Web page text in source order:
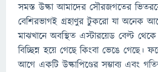
সমস্ত উল্কা আমাদের সৌরজগতের
বেশিরভাগই গ্রহাণুর টুকরো যা অনেক
মাঝখানে অবস্থিত এস্টারয়েড বেল্ট
বিচ্ছিন্ন হয়ে গেছে কিংবা ভেঙে গেছে।
আগে একটি উল্কাপিণ্ডের সম্ভাব্য এবং